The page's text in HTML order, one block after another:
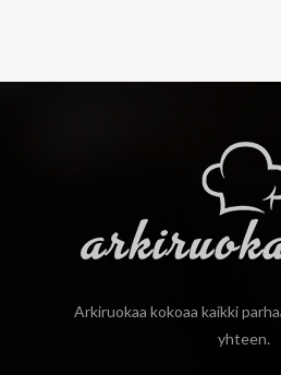
Arkiruokaa kokoaa kaikki
yhteen.